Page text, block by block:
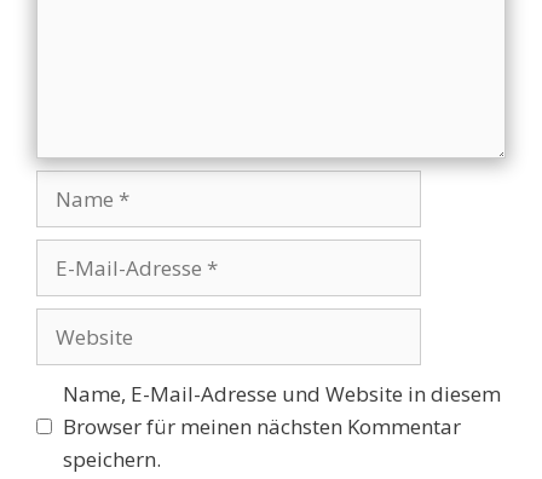
Name
Website
Name, E-Mail-Adresse und Website in diesem
Browser für meinen nächsten Kommentar
speichern.